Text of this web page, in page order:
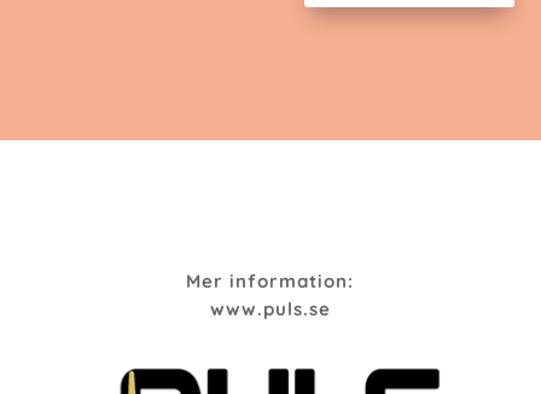
Mer information:
www.puls.se